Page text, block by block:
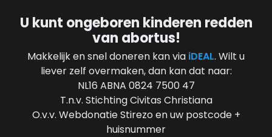
U kunt ongeboren kinderen redden
van abortus!
Makkelijk en snel doneren kan via iDEAL. Wilt u
liever zelf overmaken, dan kan dat naar:
NL16 ABNA 0824 7500 47
T.n.v. Stichting Civitas Christiana
O.v.v. Webdonatie Stirezo en uw postcode +
huisnummer